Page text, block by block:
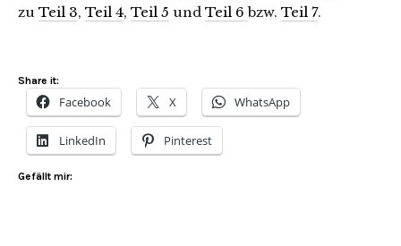
zu Teil 3, Teil 4, Teil 5 und Teil 6bzw. Teil 7.
Share it:
Facebook X WhatsApp
LinkedIn Pinterest
Gefällt mir: